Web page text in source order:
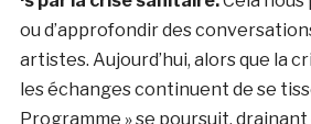
ou d’approfondir des
artistes. Aujourd’hui, alors que la
les échanges continuent de se
Programme » se poursuit, drainant